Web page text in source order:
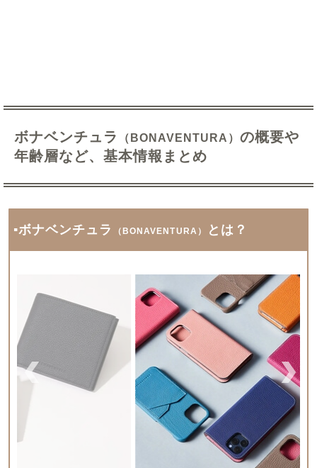
ボナベンチュラ （BONAVENTURA） の概要や
年齢層など、基本情報まとめ
▪ボナベンチュラ （BONAVENTURA） とは？